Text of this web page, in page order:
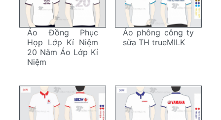
Áo Đồng Phục
Họp Lớp Kỉ Niệm
20 Năm Áo Lớp Kỉ
Niệm
Áo phông công ty
sữa TH trueMILK